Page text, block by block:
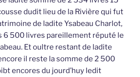
dudit lieu de la Rivière qui fut
de ladite Ysabeau Charlot,
6 500 livres pareillement réputé le
Et oultre restant de ladite
il reste la somme de 2 500
encores du jourd’huy ledit